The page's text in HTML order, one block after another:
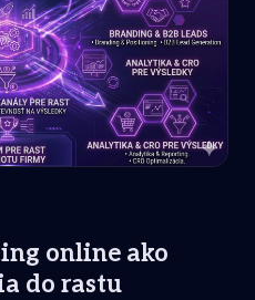
online ako
do rastu